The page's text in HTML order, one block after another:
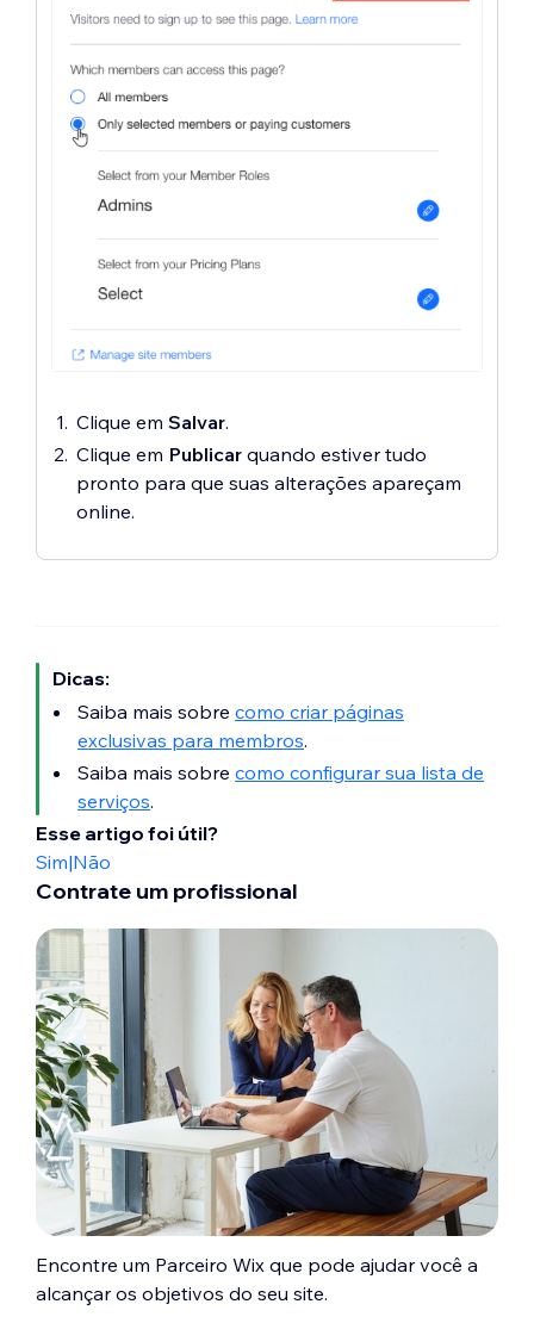
Clique em Salvar.
Clique em Publicar quando estiver tudo
pronto para que suas alterações apareçam
online.
Dicas:
Saiba mais sobre como criar páginas
exclusivas para membros.
Saiba mais sobre como configurar sua lista de
serviços.
Esse artigo foi útil?
Sim|Não
Contrate um profissional
Encontre um Parceiro Wix que pode ajudar você a
alcançar os objetivos do seu site.